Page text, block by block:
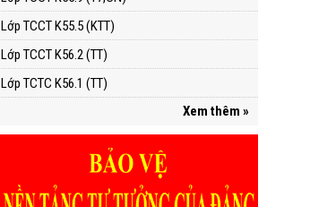
Lớp TCCT K55.5 (KTT)
Lớp TCCT K56.2 (TT)
Lớp TCTC K56.1 (TT)
Xem thêm »